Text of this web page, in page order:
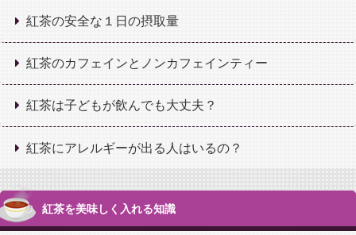
紅茶の安全な１日の摂取量
紅茶のカフェインとノンカフェインティー
紅茶は子どもが飲んでも大丈夫？
紅茶にアレルギーが出る人はいるの？
紅茶を美味しく入れる知識